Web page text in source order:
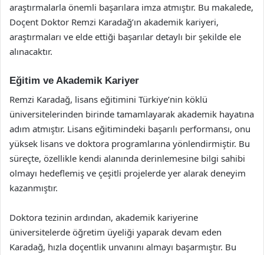
araştırmalarla önemli başarılara imza atmıştır. Bu makalede,
Doçent Doktor Remzi Karadağ’ın akademik kariyeri,
araştırmaları ve elde ettiği başarılar detaylı bir şekilde ele
alınacaktır.
Eğitim ve Akademik Kariyer
Remzi Karadağ, lisans eğitimini Türkiye’nin köklü
üniversitelerinden birinde tamamlayarak akademik hayatına
adım atmıştır. Lisans eğitimindeki başarılı performansı, onu
yüksek lisans ve doktora programlarına yönlendirmiştir. Bu
süreçte, özellikle kendi alanında derinlemesine bilgi sahibi
olmayı hedeflemiş ve çeşitli projelerde yer alarak deneyim
kazanmıştır.
Doktora tezinin ardından, akademik kariyerine
üniversitelerde öğretim üyeliği yaparak devam eden
Karadağ, hızla doçentlik unvanını almayı başarmıştır. Bu